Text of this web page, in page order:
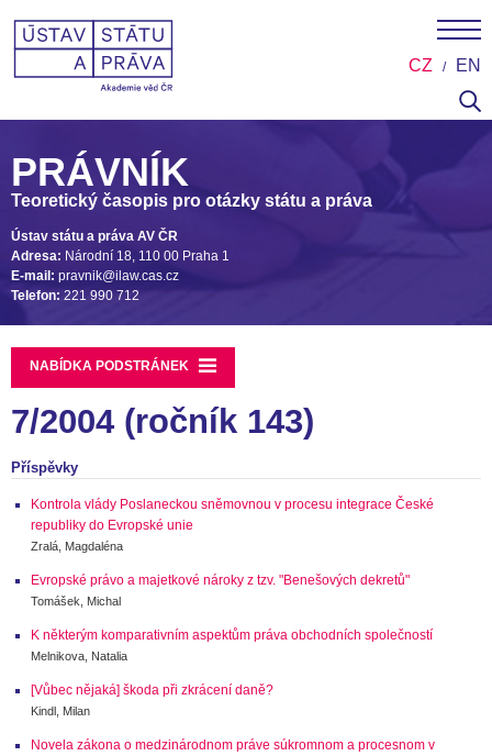
CZ EN
PRÁVNÍK
Teoretický časopis pro otázky státu a práva
Ústav státu a práva AV ČR
Adresa: Národní 18, 110 00 Praha 1
E-mail: pravnik@ilaw.cas.cz
Telefon: 221 990 712
NABÍDKA PODSTRÁNEK
7/2004 (ročník 143)
Příspěvky
Kontrola vlády Poslaneckou sněmovnou v procesu integrace České
republiky do Evropské unie
Zralá, Magdaléna
Evropské právo a majetkové nároky z tzv. "Benešových dekretů"
Tomášek, Michal
K některým komparativním aspektům práva obchodních společností
Melnikova, Natalia
[Vůbec nějaká] škoda při zkrácení daně?
Kindl, Milan
Novela zákona o medzinárodnom práve súkromnom a procesnom v